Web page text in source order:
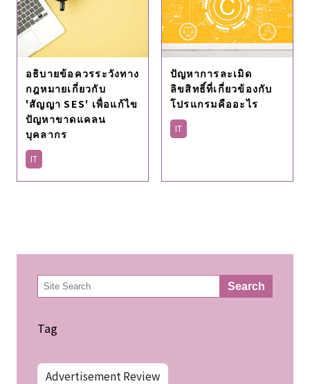
อธิบายข้อควรระวังทาง
กฎหมายเกี่ยวกับ
'สัญญา SES' เพื่อแก้ไข
ปัญหาขาดแคลน
บุคลากร
IT
ปัญหาการละเมิด
ลิขสิทธิ์ที่เกี่ยวข้องกับ
โปรแกรมคืออะไร
IT
検
索 Search
Tag
Advertisement Review